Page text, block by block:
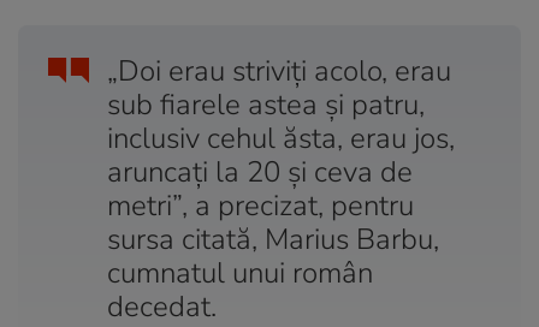
„Doi erau striviţi acolo, erau
sub fiarele astea şi patru,
inclusiv cehul ăsta, erau jos,
aruncaţi la 20 şi ceva de
metri”, a precizat, pentru
sursa citată, Marius Barbu,
cumnatul unui român
decedat.